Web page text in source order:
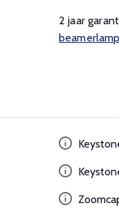
2 jaar
beamerlamp